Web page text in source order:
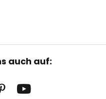
auch auf: